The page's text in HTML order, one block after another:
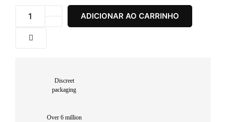
Peniana
Bateria
quantidade
ADICIONAR AO CARRINHO
Discreet
packaging
Over 6 million